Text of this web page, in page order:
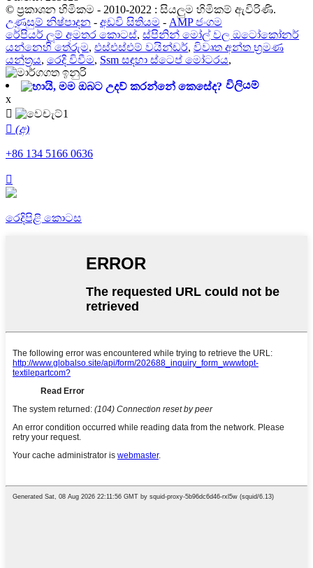
© ප්‍රකාශන හිමිකම - 2010-2022 : සියලුම හිමිකම් ඇවිරිණි.
උණුසුම් නිෂ්පාදන - අඩවි සිතියම - AMP ජංගම
රේපියර් ලූම් අමතර කොටස්, ස්පිනින් මෝල් වල ඔටෝකෝනර්
යන්නෙහි තේරුම, එස්එස්එම් වයින්ඩර්, විවෘත අන්ත භ්‍රමණ
යන්ත්‍රය, රෙදි විවීම, Ssm සඳහා ස්ටෙප් මෝටරය,
විලියම්
x

 (අ)
+86 134 5166 0636

රෙදිපිළි කොටස